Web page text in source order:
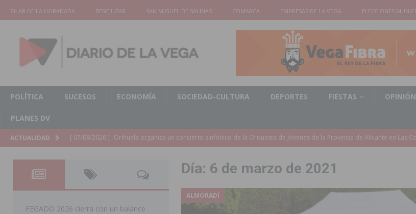
PILAR DE LA HORADADA BENEJUZAR SAN MIGUEL DE SALINAS COMARCA EMPRESAS DE LA VEGA ELECCIONES
POLÍTICA SUCESOS ECONOMÍA SOCIEDAD-CULTURA DEPORTES FIESTAS OPINIÓN
PLANES DV
ACTUALIDAD [ 07/08/2026 ] El Ayuntamiento de Almoradí mejora la accesibilidad de las aceras del entorno del CEIP Pascual Andreu
[ 07/08/2026 ]
Educación destina 1,2 millones adicionales al CEIP nº 2 de Catral dentro del Plan Edificant
[ 07/08/2026 ] La Policía Nacional desarticula un grupo criminal especializado en el robo de vehículos de alta gama
clonación de llaves electrónicas
ORIHUELA
Día: 6 de marzo de 2021
ALMORADÍ
FEGADO 2026 cierra con un balance